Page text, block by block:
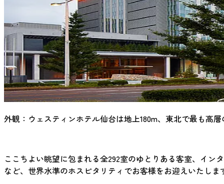
外観：ウェスティンホテル仙台は地上180m、東北で最も高
ここちよい眺望に包まれる全292室のゆとりある客室、イ
など、世界水準のホスピタリティでお客様をお迎えいたしま